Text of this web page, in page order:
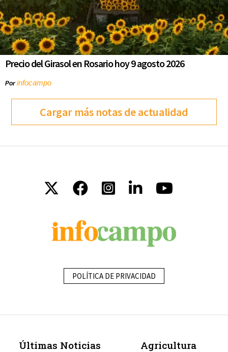
Precio del Girasol en Rosario hoy 9 agosto 2026
Porinfocampo
Cargar más notas de actualidad
POLÍTICA DE PRIVACIDAD
Últimas Noticias
Agricultura